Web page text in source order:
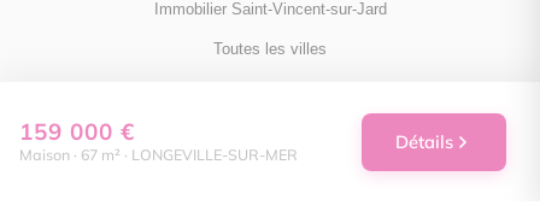
159 000 €
Maison · 67 m² · LONGEVILLE-SUR-MER
Détails
Immobilier Saint-Vincent-sur-Jard
Toutes les villes